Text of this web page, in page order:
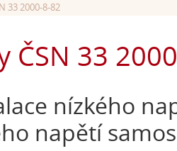
33 2000-8-82
ČSN 33
nízkého
napětí